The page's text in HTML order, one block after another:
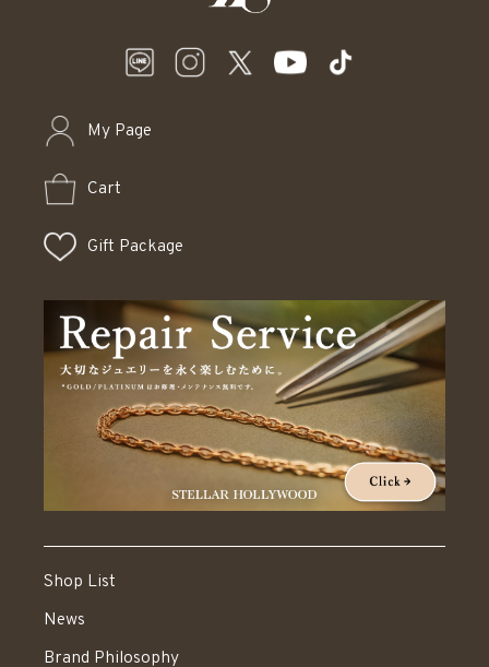
My Page
Cart
Gift Package
Shop List
News
Brand Philosophy